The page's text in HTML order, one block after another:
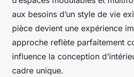
aux besoins d’un style de vie
pièce devient une expérience
approche reflète parfaitement
influence la conception
cadre unique.